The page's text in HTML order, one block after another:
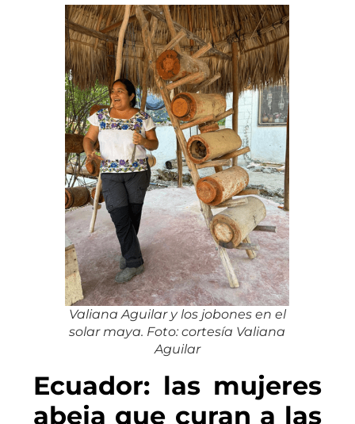
Valiana Aguilar y los jobones en el
solar maya. Foto: cortesía Valiana
Aguilar
Ecuador: las mujeres
abeja que curan a las